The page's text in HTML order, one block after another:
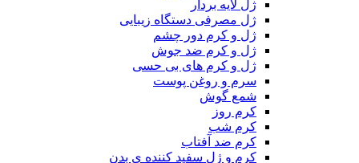
ژل لایه بردار
ژل مصرفی دستگاه زیبایی
ژل و کرم دور چشم
ژل و کرم ضد جوش
ژل و کرم های بی حسی
سرم و روغن پوست
شمع گوش
کرم روز
کرم شب
کرم ضد آفتاب
کرم و ژل سفید کننده ی بدن